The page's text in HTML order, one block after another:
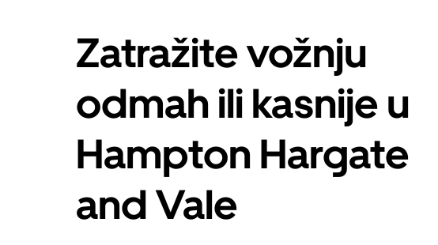
Zatražite vožnju
odmah ili kasnije u
Hampton Hargate
and Vale